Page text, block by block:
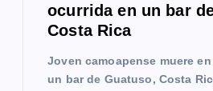
ocurrida en un bar
Costa Rica
Joven camoapense muere
un bar de Guatuso, Costa